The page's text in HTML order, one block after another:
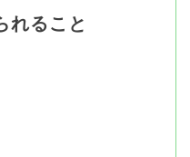
れること